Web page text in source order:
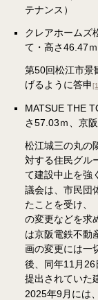
テナンス）
クレアホームズ
て・高さ46.47
第50回松江市景
げるように答申
MATSUE THE
さ57.03ｍ、京
松江城三の丸の
対する住民グル
て建設中止を強
議会は、市民団
たことを受け、
の変更などを求
は京阪電鉄不動
画の変更には一
後、同年11月26
提出されていた
2025年9月には